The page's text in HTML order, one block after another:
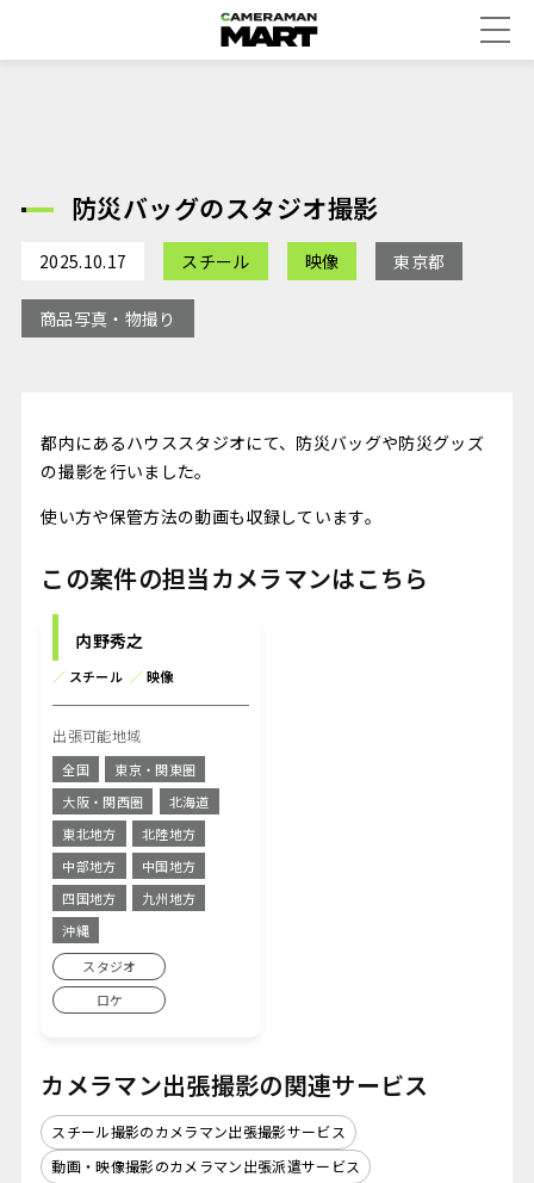
防災バッグのスタジオ撮影
2025.10.17 スチール 映像 東京都
商品写真・物撮り
都内にあるハウススタジオにて、防災バッグや防災グッズ
の撮影を行いました。
使い方や保管方法の動画も収録しています。
この案件の担当カメラマンはこちら
内野秀之
／ スチール ／映像
出張可能地域
全国
東京・関東圏
大阪・関西圏
北海道
東北地方
北陸地方
中部地方
中国地方
四国地方
九州地方
沖縄
スタジオ
ロケ
カメラマン出張撮影の関連サービス
スチール撮影のカメラマン出張撮影サービス
動画・映像撮影のカメラマン出張派遣サービス